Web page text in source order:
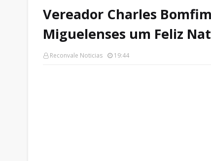
Vereador Charles
Miguelenses um Feliz
Reconvale Noticias 19:44